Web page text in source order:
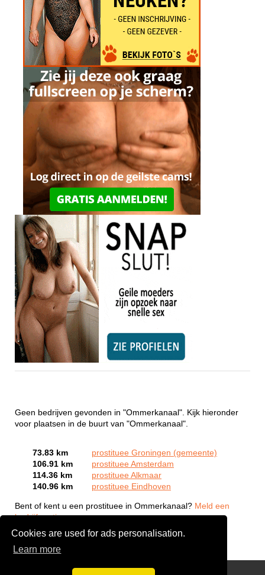
Cookies are used for ads personalisation.
Learn more
Geen bedrijven gevonden in "Ommerkanaal". Kijk hieronder
voor plaatsen in de buurt van "Ommerkanaal".
73.83 km
prostituee Groningen (gemeente)
106.91 km
prostituee Amsterdam
114.36 km
prostituee Alkmaar
140.96 km
prostituee Eindhoven
Bent of kent u een prostituee in Ommerkanaal? Meld een
bedrijf gratis aan